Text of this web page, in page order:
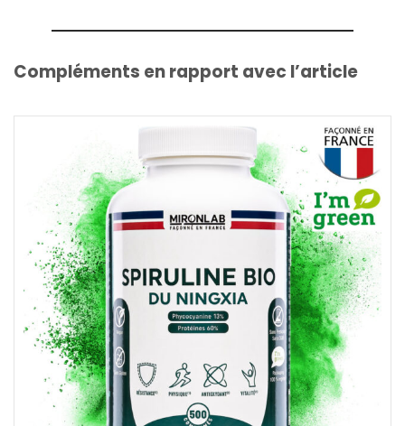
Compléments en rapport avec l’article